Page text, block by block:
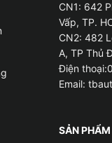
CN1: 642
Vấp, TP.
CN2: 482
A, TP Thủ
Điện
Email:
SẢN